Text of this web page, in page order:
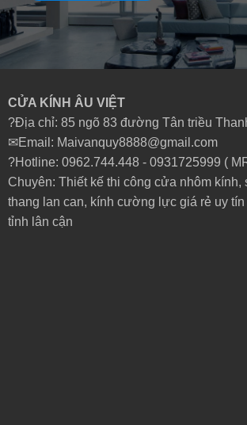
CỬA KÍNH ÂU VIỆT
?Địa chỉ: 85 ngõ 83 đường Tân triều
✉Email: Maivanquy8888@gmail.com
?Hotline: 0962.744.448 - 0931725999 (
Chuyên: Thiết kế thi công cửa nhôm kính,
thang lan can, kính cường lực giá rẻ uy
tỉnh lân cận